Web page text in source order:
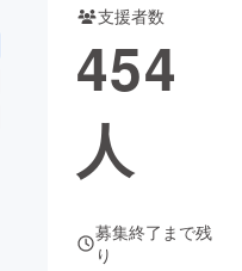
支援者数
454
人
募集終了まで残
り